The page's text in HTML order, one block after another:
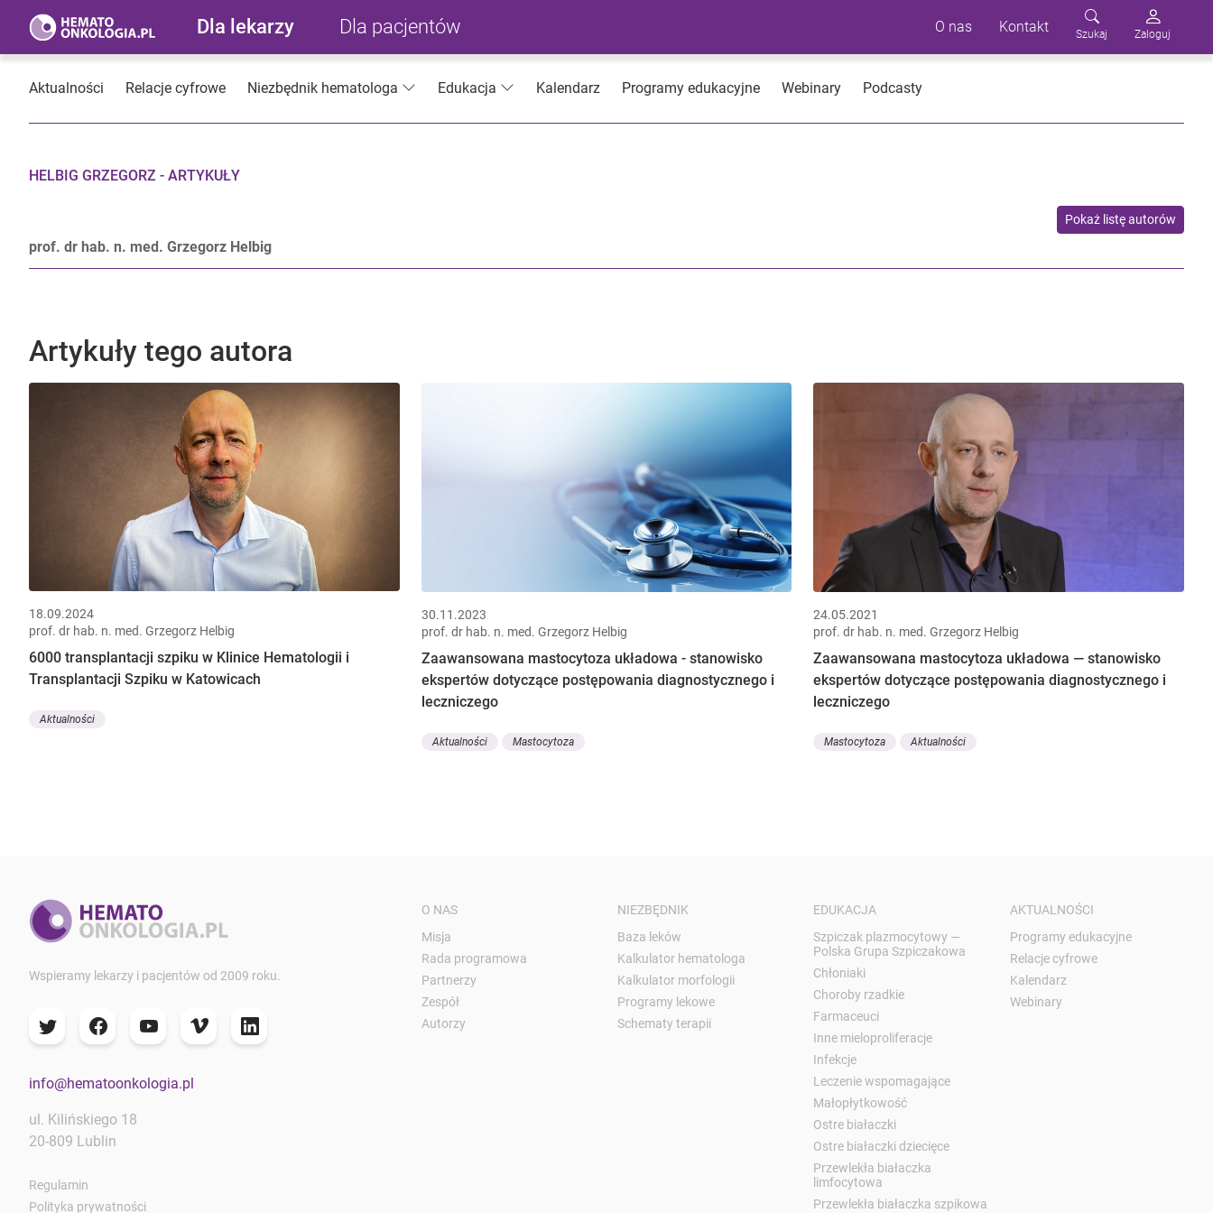
Dla lekarzy Dla pacjentów O nas Kontakt Szukaj Zaloguj
Aktualności Relacje cyfrowe Niezbędnik hematologa Edukacja Kalendarz Programy edukacyjne Webinary Podcasty
HELBIG GRZEGORZ - ARTYKUŁY
Pokaż listę autorów
prof. dr hab. n. med. Grzegorz Helbig
Artykuły tego autora
18.09.2024
prof. dr hab. n. med. Grzegorz Helbig
6000 transplantacji szpiku w Klinice Hematologii i
Transplantacji Szpiku w Katowicach
Aktualności
30.11.2023
prof. dr hab. n. med. Grzegorz Helbig
Zaawansowana mastocytoza układowa - stanowisko
ekspertów dotyczące postępowania diagnostycznego i
leczniczego
Aktualności Mastocytoza
24.05.2021
prof. dr hab. n. med. Grzegorz Helbig
Zaawansowana mastocytoza układowa — stanowisko
ekspertów dotyczące postępowania diagnostycznego i
leczniczego
Mastocytoza Aktualności
Wspieramy lekarzy i pacjentów od 2009 roku.
info@hematoonkologia.pl
ul. Kilińskiego 18
20-809 Lublin
Regulamin
Polityka prywatności
O NAS
Misja
Rada programowa
Partnerzy
Zespół
Autorzy
NIEZBĘDNIK
Baza leków
Kalkulator hematologa
Kalkulator morfologii
Programy lekowe
Schematy terapii
EDUKACJA
Szpiczak plazmocytowy —
Polska Grupa Szpiczakowa
Chłoniaki
Choroby rzadkie
Farmaceuci
Inne mieloproliferacje
Infekcje
Leczenie wspomagające
Małopłytkowość
Ostre białaczki
Ostre białaczki dziecięce
Przewlekła białaczka
limfocytowa
Przewlekła białaczka szpikowa
AKTUALNOŚCI
Programy edukacyjne
Relacje cyfrowe
Kalendarz
Webinary